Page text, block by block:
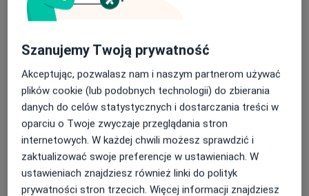
W pracy w gabinecie wykorzystuję również metody o
charakterze interwencyjnym, które pomagają w
szybszym osiąganiu bieżących celów – ukończyłam I i II
stopień Terapii Skoncentrowanej na Rozwiązaniach, I
stopień Racjonalnej Terapii Zachowań, 1 i 2 Fazę
szkolenia Brainspotting. Metody te pozwolą skupić się
na pożądanych efektach i odnajdywaniu zasobów, za
pomocą których możliwe jest samodzielne
definiowanie drogi do zmiany, zgodne z potrzebami,
wartościami i talentami klienta.
Co uważam za ważne w pracy terapeuta-klient?
Każdy z nas jest inny, każdy indywidualnie podąża
przez swoje życie i do każdego prowadzi inna ścieżka.
Szanujemy Twoją prywatność
Akceptując, pozwalasz nam i naszym partnerom używać
plików cookie (lub podobnych technologii) do zbierania
danych do celów statystycznych i dostarczania treści w
oparciu o Twoje zwyczaje przeglądania stron
internetowych. W każdej chwili możesz sprawdzić i
zaktualizować swoje preferencje w ustawieniach. W
ustawieniach znajdziesz również linki do polityk
prywatności stron trzecich. Więcej informacji znajdziesz